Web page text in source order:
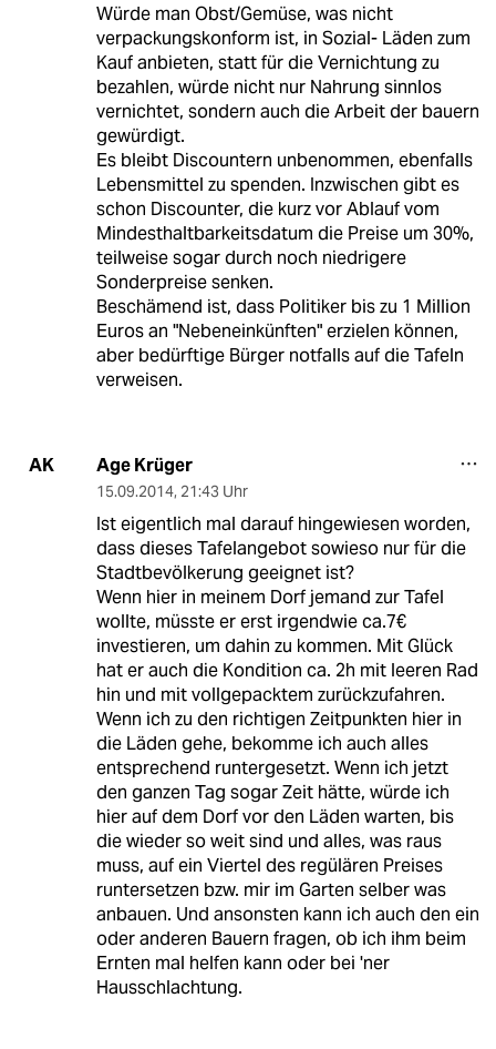
Würde man Obst/Gemüse, was nicht
verpackungskonform ist, in Sozial- Läden zum
Kauf anbieten, statt für die Vernichtung zu
bezahlen, würde nicht nur Nahrung sinnlos
vernichtet, sondern auch die Arbeit der bauern
gewürdigt.
Es bleibt Discountern unbenommen, ebenfalls
Lebensmittel zu spenden. Inzwischen gibt es
schon Discounter, die kurz vor Ablauf vom
Mindesthaltbarkeitsdatum die Preise um 30%,
teilweise sogar durch noch niedrigere
Sonderpreise senken.
Beschämend ist, dass Politiker bis zu 1 Million
Euros an "Nebeneinkünften" erzielen können,
aber bedürftige Bürger notfalls auf die Tafeln
verweisen.
AK Age Krüger
15.09.2014, 21:43 Uhr
Ist eigentlich mal darauf hingewiesen worden,
dass dieses Tafelangebot sowieso nur für die
Stadtbevölkerung geeignet ist?
Wenn hier in meinem Dorf jemand zur Tafel
wollte, müsste er erst irgendwie ca.7€
investieren, um dahin zu kommen. Mit Glück
hat er auch die Kondition ca. 2h mit leeren Rad
hin und mit vollgepacktem zurückzufahren.
Wenn ich zu den richtigen Zeitpunkten hier in
die Läden gehe, bekomme ich auch alles
entsprechend runtergesetzt. Wenn ich jetzt
den ganzen Tag sogar Zeit hätte, würde ich
hier auf dem Dorf vor den Läden warten, bis
die wieder so weit sind und alles, was raus
muss, auf ein Viertel des regülären Preises
runtersetzen bzw. mir im Garten selber was
anbauen. Und ansonsten kann ich auch den ein
oder anderen Bauern fragen, ob ich ihm beim
Ernten mal helfen kann oder bei 'ner
Hausschlachtung.